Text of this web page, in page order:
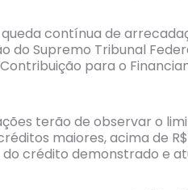
contínua de
do Supremo Tribunal
para o
terão de observar o
maiores, acima de
crédito demonstrado e